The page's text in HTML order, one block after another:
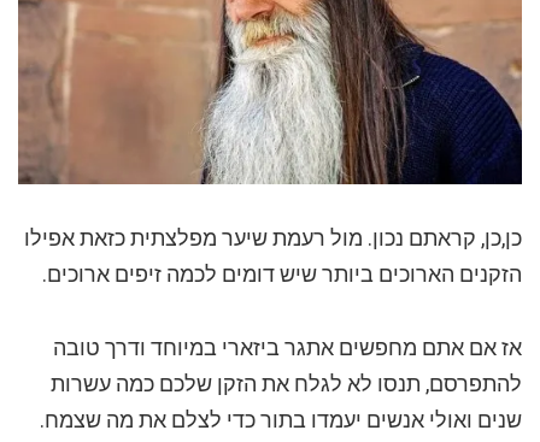
כן,כן, קראתם נכון. מול רעמת שיער מפלצתית כזאת אפילו
הזקנים הארוכים ביותר שיש דומים לכמה זיפים ארוכים.
אז אם אתם מחפשים אתגר ביזארי במיוחד ודרך טובה
להתפרסם, תנסו לא לגלח את הזקן שלכם כמה עשרות
שנים ואולי אנשים יעמדו בתור כדי לצלם את מה שצמח.